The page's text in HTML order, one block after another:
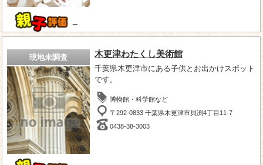
－
現地未調査 木更津わたくし美術館
千葉県木更津市にある子供とお出かけスポット
です。
博物館・科学館など
〒292-0833 千葉県木更津市貝渕4丁目11-7
0438-38-3003